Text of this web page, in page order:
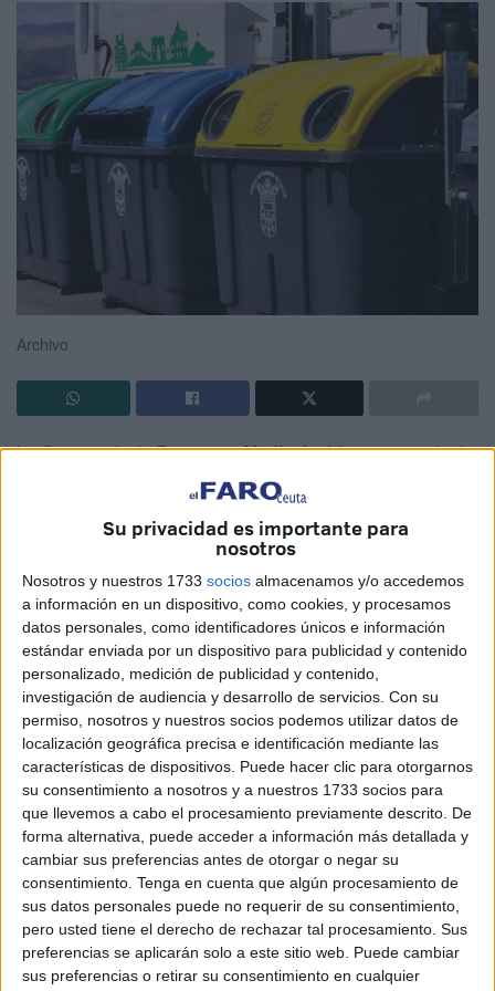
Su privacidad es importante para
nosotros
Nosotros y nuestros 1733 socios almacenamos y/o accedemos
a información en un dispositivo, como cookies, y procesamos
datos personales, como identificadores únicos e información
estándar enviada por un dispositivo para publicidad y contenido
personalizado, medición de publicidad y contenido,
investigación de audiencia y desarrollo de servicios. Con su
permiso, nosotros y nuestros socios podemos utilizar datos de
localización geográfica precisa e identificación mediante las
características de dispositivos. Puede hacer clic para otorgarnos
su consentimiento a nosotros y a nuestros 1733 socios para
que llevemos a cabo el procesamiento previamente descrito. De
forma alternativa, puede acceder a información más detallada y
cambiar sus preferencias antes de otorgar o negar su
consentimiento. Tenga en cuenta que algún procesamiento de
sus datos personales puede no requerir de su consentimiento,
pero usted tiene el derecho de rechazar tal procesamiento. Sus
preferencias se aplicarán solo a este sitio web. Puede cambiar
sus preferencias o retirar su consentimiento en cualquier
Archivo
La Consejería de Fomento yMedio Ambiente, a través de
la Viceconsejería del área, ultima la puesta en marcha de
una nueva campaña de sensibilización denominada
‘Muévete por el reciclaje’ destinada a estimular la
recogida selectiva de envases ligeros. La iniciativa cuenta
con un presupuesto de 27.479 euros que será
íntegramente sufragado por Ecoembes.
Esta campaña, que comenzará en próximas fechas y se
prolongará hasta el primer trimestre de 2020, fue uno de
los principales asuntos tratados en la primera reunión del
grupo de trabajo creado para impulsar el Plan Integral de
Residuos de la Ciudad, correspondiente al periodo 2018-
2022, una de las prioridades de la Viceconsejería de
Medio Ambiente. Este foro tiene previsto reunirse en
octubre manteniendo abiertos, además, permanentes
canales de comunicación entre sus integrantes.
Así, en el primer encuentro del grupo de trabajo, celebrado